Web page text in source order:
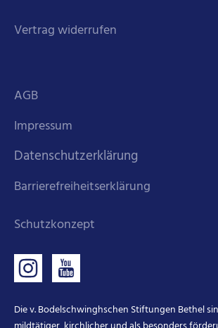
Vertrag widerrufen
AGB
Impressum
Datenschutzerklärung
Barrierefreiheitserklärung
Schutzkonzept
Die v. Bodelschwinghschen Stiftungen Bethel